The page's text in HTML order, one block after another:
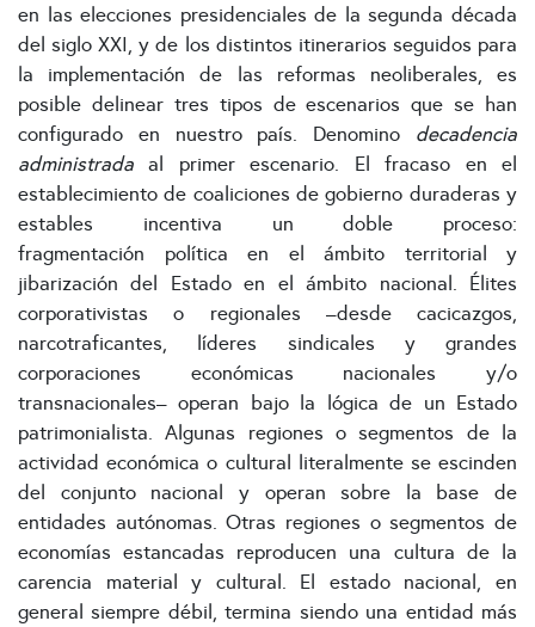
en las elecciones presidenciales de la segunda década
del siglo XXI, y de los distintos itinerarios seguidos para
la implementación de las reformas neoliberales, es
posible delinear tres tipos de escenarios que se han
configurado en nuestro país. Denomino decadencia
administrada al primer escenario. El fracaso en el
establecimiento de coaliciones de gobierno duraderas y
estables incentiva un doble proceso:
fragmentación política en el ámbito territorial y
jibarización del Estado en el ámbito nacional. Élites
corporativistas o regionales –desde cacicazgos,
narcotraficantes, líderes sindicales y grandes
corporaciones económicas nacionales y/o
transnacionales– operan bajo la lógica de un Estado
patrimonialista. Algunas regiones o segmentos de la
actividad económica o cultural literalmente se escinden
del conjunto nacional y operan sobre la base de
entidades autónomas. Otras regiones o segmentos de
economías estancadas reproducen una cultura de la
carencia material y cultural. El estado nacional, en
general siempre débil, termina siendo una entidad más